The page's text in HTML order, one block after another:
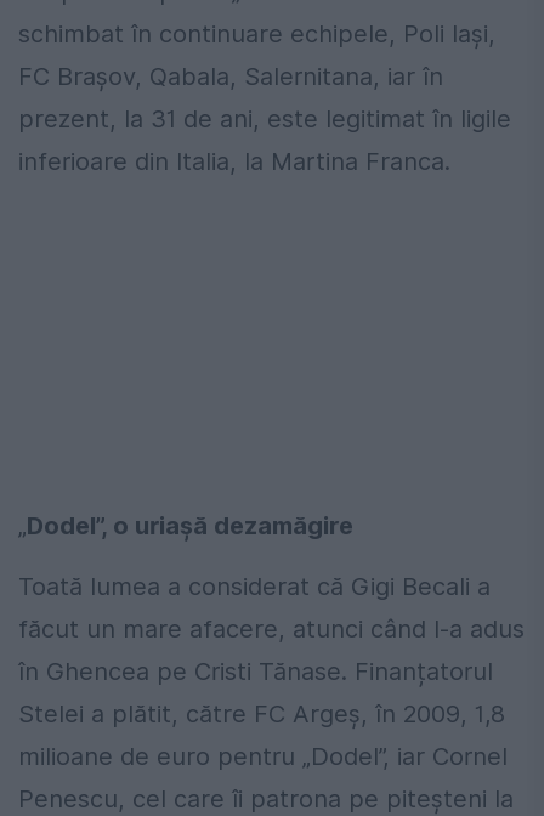
schimbat în continuare echipele, Poli Iași,
FC Brașov, Qabala, Salernitana, iar în
prezent, la 31 de ani, este legitimat în ligile
inferioare din Italia, la Martina Franca.
„Dodel”, o uriașă dezamăgire
Toată lumea a considerat că Gigi Becali a
făcut un mare afacere, atunci când l-a adus
în Ghencea pe Cristi Tănase. Finanțatorul
Stelei a plătit, către FC Argeș, în 2009, 1,8
milioane de euro pentru „Dodel”, iar Cornel
Penescu, cel care îi patrona pe piteșteni la